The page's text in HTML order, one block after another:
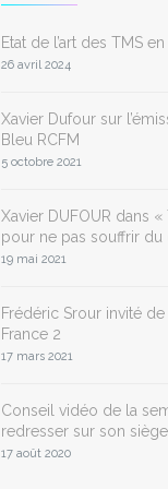
Etat de l’art des TMS
26 avril 2024
Xavier Dufour sur
Bleu RCFM
5 octobre 2021
Xavier DUFOUR dans
pour ne pas souffrir du
19 mai 2021
Frédéric Srour invité
France 2
17 mars 2021
Conseil vidéo de la
redresser sur son siège
17 août 2020